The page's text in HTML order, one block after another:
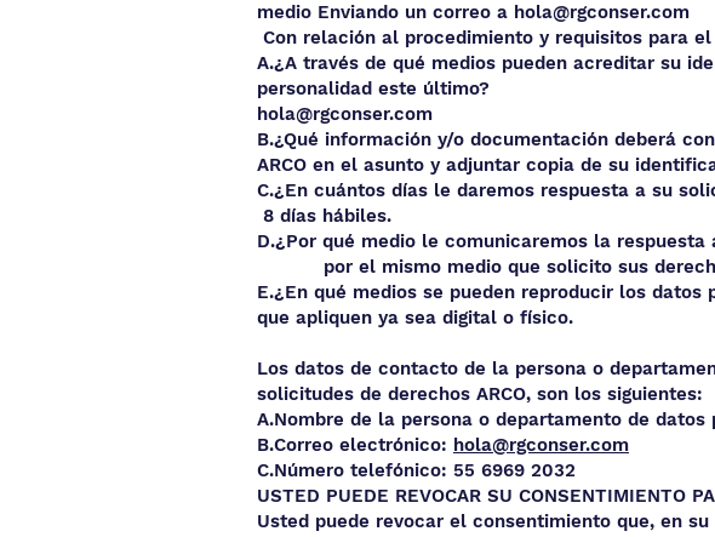
medio Enviando un correo a hola@rgconser.com
Con relación al procedimiento y requisitos para
A.¿A través de qué medios pueden acreditar su
personalidad este
hola@rgconser.com
B.¿Qué información y/o
ARCO en el asunto y adjuntar copia de su
C.¿En cuántos días le
8 días hábiles.
D.¿Por qué medio le
por el mismo medio que solicito sus
E.¿En qué medios se pueden
que apliquen ya sea digital o físico.
Los datos de contacto de la persona o
solicitudes de derechos ARCO, son los siguientes:
A.Nombre de la persona o departamento de datos
B.Correo electrónico: hola@rgconser.com
C.Número telefónico: 55 6969 2032
USTED PUEDE REVOCAR SU CONSENTIMIENTO
Usted puede revocar el consentimiento que, en